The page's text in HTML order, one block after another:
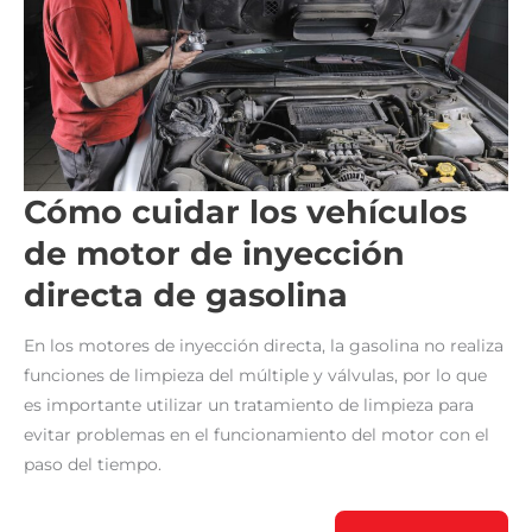
Cómo cuidar los vehículos
de motor de inyección
directa de gasolina
En los motores de inyección directa, la gasolina no realiza
funciones de limpieza del múltiple y válvulas, por lo que
es importante utilizar un tratamiento de limpieza para
evitar problemas en el funcionamiento del motor con el
paso del tiempo.